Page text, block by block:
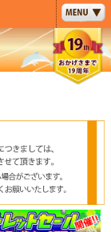
ペー
ジト
ップ
へ